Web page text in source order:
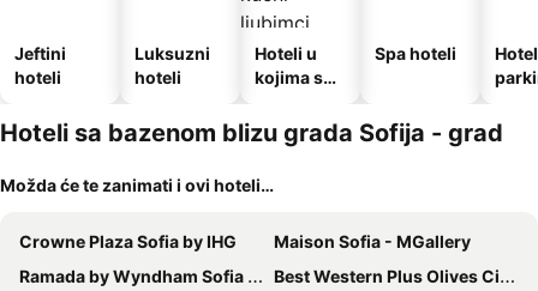
Jeftini
hoteli
Luksuzni
hoteli
Hoteli u
kojima su
kućni
ljubimci
Spa hoteli
Hoteli sa bazenom blizu grada Sofija - grad
Možda će te zanimati i ovi hoteli…
Crowne Plaza Sofia by IHG
Maison Sofia - MGallery
Ramada by Wyndham Sofia City Center
Best Western Plus Olives City Hotel